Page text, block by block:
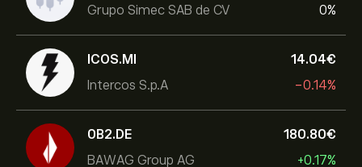
Grupo Simec SAB de CV
0%
ICOS.MI
Intercos S.p.A
14.04‎€‎
-0.14%
0B2.DE
BAWAG Group AG
180.80‎€‎
+0.17%